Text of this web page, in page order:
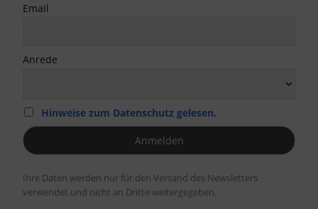
Email
Anrede
Hinweise zum Datenschutz gelesen.
Ihre Daten werden nur für den Versand des Newsletters
verwendet und nicht an Dritte weitergegeben.